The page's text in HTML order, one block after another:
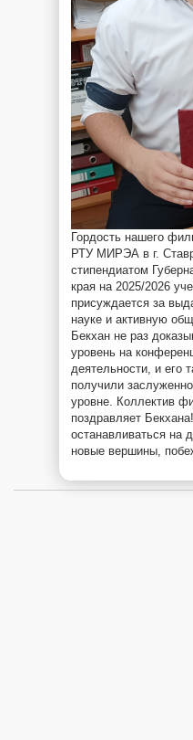
Гордость нашего
РТУ МИРЭА в г.
стипендиатом
края на 2025/2026
присуждается за
науке и активную
Бекхан не раз
уровень на
деятельности, и его
получили
уровне. Коллектив
поздравляет
останавливаться на
новые вершины,